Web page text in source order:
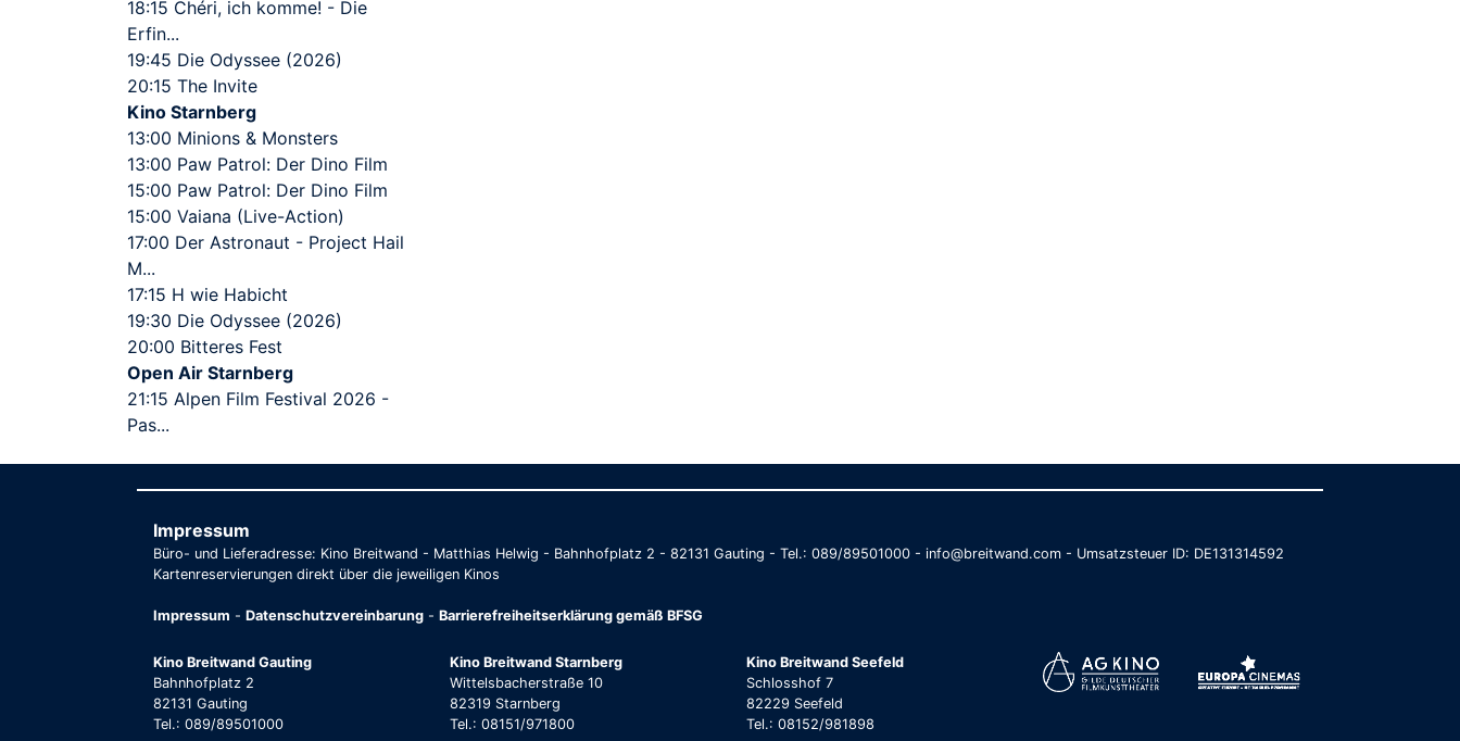
18:15 Chéri, ich komme! - Die
Erfin...
19:45 Die Odyssee (2026)
20:15 The Invite
Kino Starnberg
13:00 Minions & Monsters
13:00 Paw Patrol: Der Dino Film
15:00 Paw Patrol: Der Dino Film
15:00 Vaiana (Live-Action)
17:00 Der Astronaut - Project Hail
M...
17:15 H wie Habicht
19:30 Die Odyssee (2026)
20:00 Bitteres Fest
Open Air Starnberg
21:15 Alpen Film Festival 2026 -
Pas...
Impressum
Büro- und Lieferadresse: Kino Breitwand - Matthias Helwig - Bahnhofplatz 2 - 82131 Gauting - Tel.: 089/89501000 - info@breitwand.com - Umsatzsteuer ID: DE131314592
Kartenreservierungen direkt über die jeweiligen Kinos
Impressum - Datenschutzvereinbarung - Barrierefreiheitserklärung gemäß BFSG
Kino Breitwand Gauting
Bahnhofplatz 2
82131 Gauting
Tel.: 089/89501000
Kino Breitwand Starnberg
Wittelsbacherstraße 10
82319 Starnberg
Tel.: 08151/971800
Kino Breitwand Seefeld
Schlosshof 7
82229 Seefeld
Tel.: 08152/981898